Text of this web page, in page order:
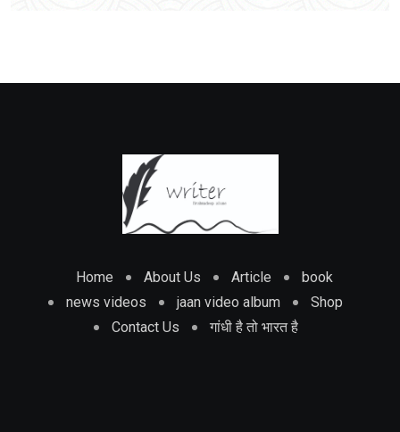
Home About Us Article
book
news videos
jaan video album
Shop
Contact Us
गांधी है तो भारत है